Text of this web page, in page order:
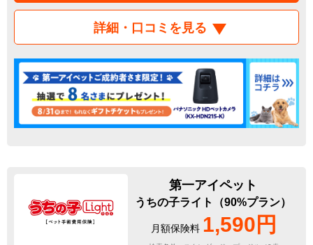
詳細・口コミを見る
第一アイペット
うちの子ライト（90%プラン）
月額保険料 1,590円